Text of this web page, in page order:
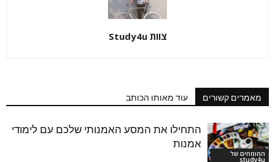
צוות Study4u
מאמרים קשורים עוד מאותו הכותב
המומחים של
study4u
התחילו את המסע האמנותי שלכם עם לימודי
אמנות